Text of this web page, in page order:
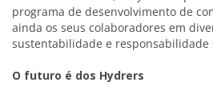
programa de desenvolvimento de
ainda os seus colaboradores em
sustentabilidade e responsabilidade
O futuro é dos Hydrers